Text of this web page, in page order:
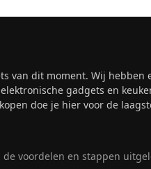
van dit moment. Wij hebben
gadgets en
doe je hier voor de
de voordelen en stappen